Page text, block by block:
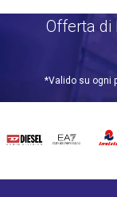
Offerta di
*Valido su ogni
DIESEL EA7